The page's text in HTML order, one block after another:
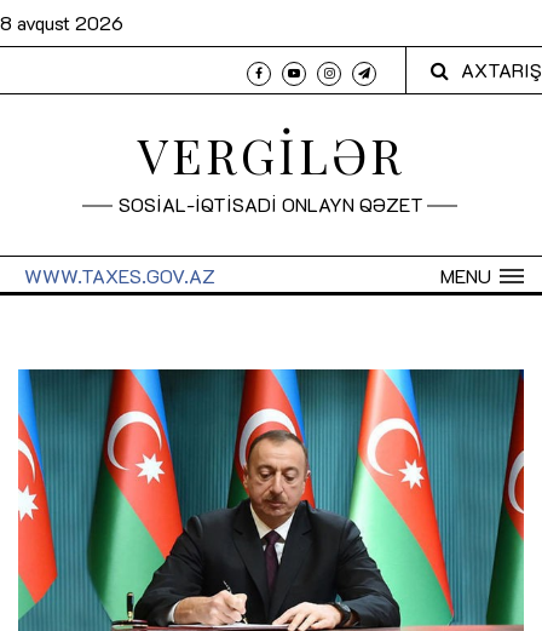
8 avqust 2026
AXTARIŞ
VERGİLƏR
SOSİAL-İQTİSADİ ONLAYN QƏZET
MENU
WWW.TAXES.GOV.AZ